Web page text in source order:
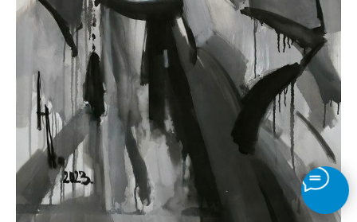
Монохромный букет, серия Токио
Анна Абидина
холст, масло
70 х 30
Цена по запросу
Подробнее